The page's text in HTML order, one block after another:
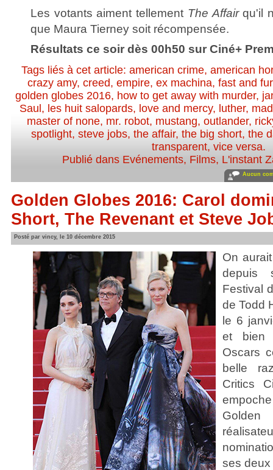
Les votants aiment tellement The Affairqu'il
que Maura Tierney soit récompensée.
Résultats ce soir dès 00h50 sur Ciné+
Tags liés à cet article: american crime, american
crazy amy, creed, empire, ex machina, fast and
golden globes 2016, how to get away with murder,
Saul , les huit salopards, love and mercy, luther,
master of none, mr. robot, mustang,outlander,
spotlight,steve jobs,the affair,the big short,the
transparent,vice versa.
Publié dans Evénements, Films, L'instant
Aucun
Golden Globes 2016: Carol
Short, The Revenant et Steve
Posté par vincy, le 10 décembre 2015
On
depuis
Festival
de Todd
le 6
et bien
Oscars
belle
Critics
ses